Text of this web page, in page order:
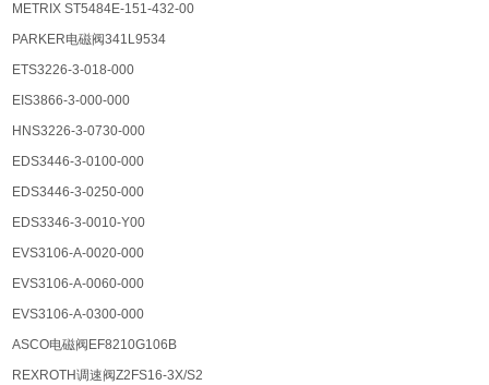
METRIX ST5484E-151-432-00
PARKER电磁阀341L9534
ETS3226-3-018-000
EIS3866-3-000-000
HNS3226-3-0730-000
EDS3446-3-0100-000
EDS3446-3-0250-000
EDS3346-3-0010-Y00
EVS3106-A-0020-000
EVS3106-A-0060-000
EVS3106-A-0300-000
ASCO电磁阀EF8210G106B
REXROTH调速阀Z2FS16-3X/S2